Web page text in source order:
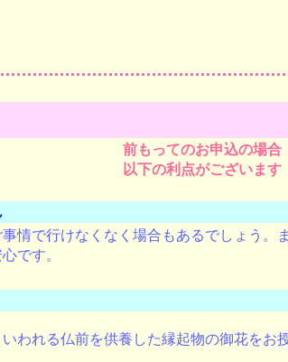
前もってのお申込の場合
以下の利点がございます
情で行けなくなく場合もあるでしょう
です。
われる仏前を供養した縁起物の御花をお